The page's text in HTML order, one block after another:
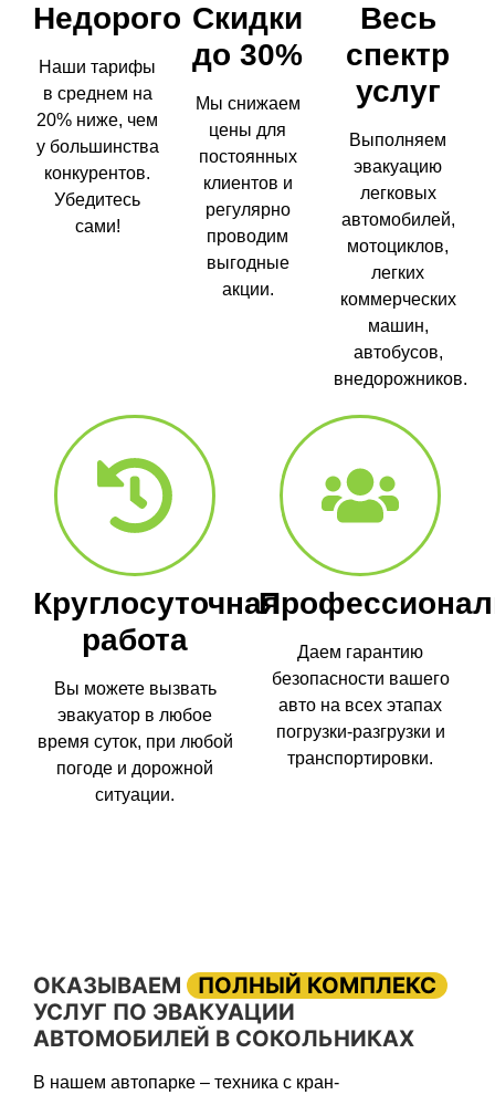
Недорого
Наши тарифы
в среднем на
20% ниже, чем
у большинства
конкурентов.
Убедитесь
сами!
Скидки
до 30%
Мы снижаем
цены для
постоянных
клиентов и
регулярно
проводим
выгодные
акции.
Весь
спектр
услуг
Выполняем
эвакуацию
легковых
автомобилей,
мотоциклов,
легких
коммерческих
машин,
автобусов,
внедорожников.
Круглосуточная
работа
Вы можете вызвать
эвакуатор в любое
время суток, при любой
погоде и дорожной
ситуации.
Даем гарантию
безопасности вашего
авто на всех этапах
погрузки-разгрузки и
транспортировки.
ОКАЗЫВАЕМ
ПОЛНЫЙ КОМПЛЕКС
УСЛУГ ПО ЭВАКУАЦИИ
АВТОМОБИЛЕЙ В СОКОЛЬНИКАХ
В нашем автопарке – техника с кран-